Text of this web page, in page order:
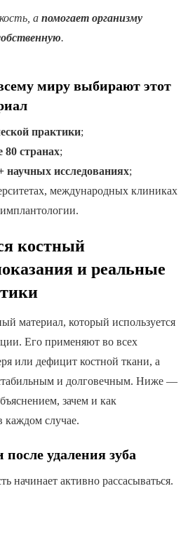
а помогает организму
.
миру выбирают этот
практики;
80 странах;
научных исследованиях;
международных клиниках
костный
и реальные
материал, который используется
Его применяют во всех
или дефицит костной ткани, а
и долговечным. Ниже —
зачем и как
каждом случае.
удаления зуба
начинает активно рассасываться.